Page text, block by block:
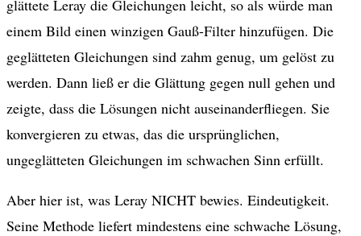
glättete Leray die Gleichungen leicht, so als würde man
einem Bild einen winzigen Gauß-Filter hinzufügen. Die
geglätteten Gleichungen sind zahm genug, um gelöst zu
werden. Dann ließ er die Glättung gegen null gehen und
zeigte, dass die Lösungen nicht auseinanderfliegen. Sie
konvergieren zu etwas, das die ursprünglichen,
ungeglätteten Gleichungen im schwachen Sinn erfüllt.
Aber hier ist, was Leray NICHT bewies. Eindeutigkeit.
Seine Methode liefert mindestens eine schwache Lösung,